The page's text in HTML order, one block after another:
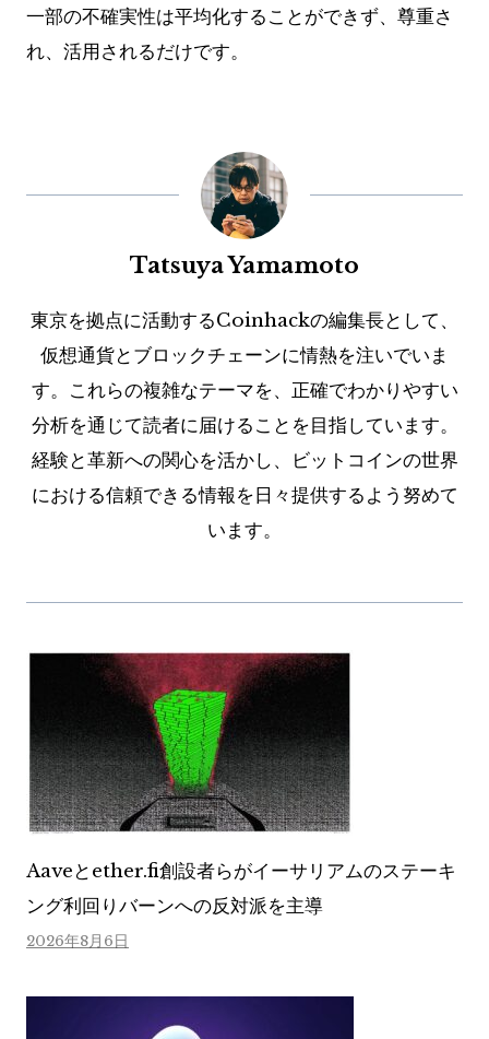
一部の不確実性は平均化することができず、尊重さ
れ、活用されるだけです。
Tatsuya Yamamoto
東京を拠点に活動するCoinhackの編集長として、
仮想通貨とブロックチェーンに情熱を注いでいま
す。これらの複雑なテーマを、正確でわかりやすい
分析を通じて読者に届けることを目指しています。
経験と革新への関心を活かし、ビットコインの世界
における信頼できる情報を日々提供するよう努めて
います。
Aaveとether.fi創設者らがイーサリアムのステーキ
ング利回りバーンへの反対派を主導
2026年8月6日